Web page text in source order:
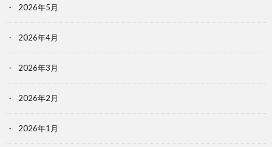
2026年5月
2026年4月
2026年3月
2026年2月
2026年1月